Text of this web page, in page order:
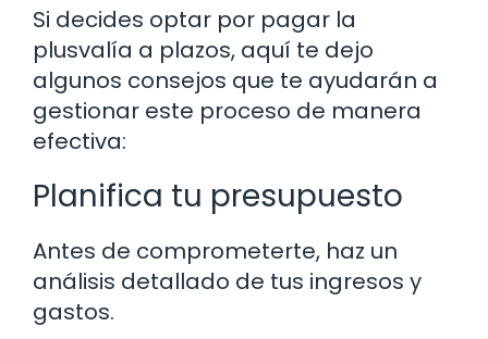
Si decides optar por pagar la
plusvalía a plazos, aquí te dejo
algunos consejos que te ayudarán a
gestionar este proceso de manera
efectiva:
Planifica tu presupuesto
Antes de comprometerte, haz un
análisis detallado de tus ingresos y
gastos.